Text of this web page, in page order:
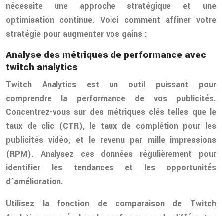
nécessite une approche stratégique et une
optimisation continue. Voici comment affiner votre
stratégie pour augmenter vos gains :
Analyse des métriques de performance avec
twitch analytics
Twitch Analytics est un outil puissant pour
comprendre la performance de vos publicités.
Concentrez-vous sur des métriques clés telles que le
taux de clic (CTR), le taux de complétion pour les
publicités vidéo, et le revenu par mille impressions
(RPM). Analysez ces données régulièrement pour
identifier les tendances et les opportunités
d’amélioration.
Utilisez la fonction de comparaison de Twitch